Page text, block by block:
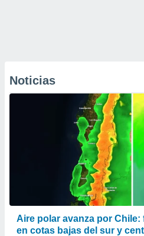
Noticias
Aire polar avanza por
en cotas bajas del sur y